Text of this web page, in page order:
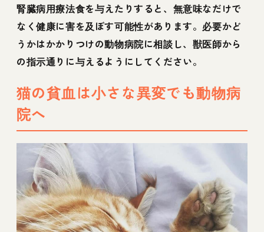
腎臓病用療法食を与えたりすると、無意味なだけで
なく健康に害を及ぼす可能性があります。必要かど
うかはかかりつけの動物病院に相談し、獣医師から
の指示通りに与えるようにしてください。
猫の貧血は小さな異変でも動物病
院へ